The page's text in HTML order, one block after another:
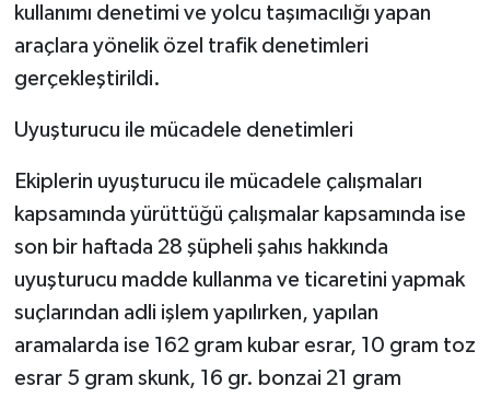
kullanımı denetimi ve yolcu taşımacılığı yapan
araçlara yönelik özel trafik denetimleri
gerçekleştirildi.
Uyuşturucu ile mücadele denetimleri
Ekiplerin uyuşturucu ile mücadele çalışmaları
kapsamında yürüttüğü çalışmalar kapsamında ise
son bir haftada 28 şüpheli şahıs hakkında
uyuşturucu madde kullanma ve ticaretini yapmak
suçlarından adli işlem yapılırken, yapılan
aramalarda ise 162 gram kubar esrar, 10 gram toz
esrar 5 gram skunk, 16 gr. bonzai 21 gram